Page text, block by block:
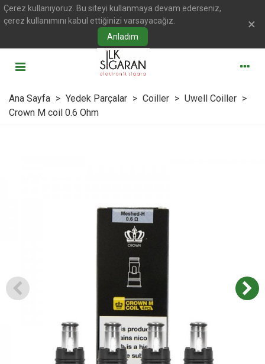
Çerez kullanıyoruz. Bu siteyi kullanmaya devam ederseniz,
çerez kullanımını kabul ettiğinizi varsayacağız.
Anladım
×
Ana Sayfa > Yedek Parçalar > Coiller > Uwell Coiller >
Crown M coil 0.6 Ohm